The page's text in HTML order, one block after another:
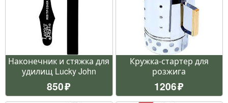
Наконечник и стяжка для
удилищ Lucky John
850
Кружка-стартер для
розжига
1206